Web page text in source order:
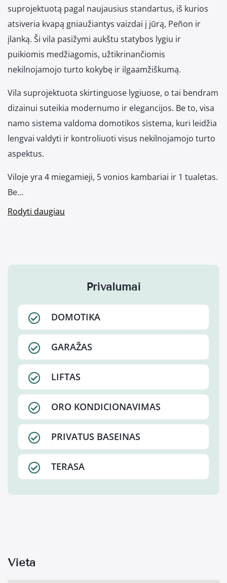
suprojektuotą pagal naujausius standartus, iš kurios
atsiveria kvapą gniaužiantys vaizdai į jūrą, Peñon ir
įlanką. Ši vila pasižymi aukštu statybos lygiu ir
puikiomis medžiagomis, užtikrinančiomis
nekilnojamojo turto kokybę ir ilgaamžiškumą.
Vila suprojektuota skirtinguose lygiuose, o tai bendram
dizainui suteikia modernumo ir elegancijos. Be to, visa
namo sistema valdoma domotikos sistema, kuri leidžia
lengvai valdyti ir kontroliuoti visus nekilnojamojo turto
aspektus.
Viloje yra 4 miegamieji, 5 vonios kambariai ir 1 tualetas.
Be…
Rodyti daugiau
Privalumai
DOMOTIKA
GARAŽAS
LIFTAS
ORO KONDICIONAVIMAS
PRIVATUS BASEINAS
TERASA
Vieta